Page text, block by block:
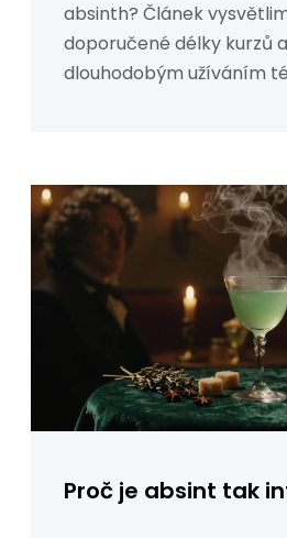
absinth? Článek
doporučené délky kurzů
dlouhodobým užíváním
Proč je absint tak